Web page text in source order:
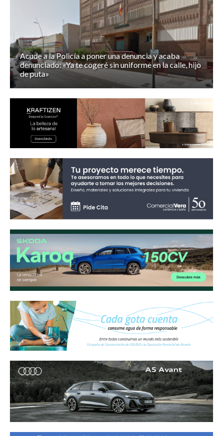
Acude a la Policía a poner una denuncia y acaba
denunciado: «Ya te cogeré sin uniforme en la calle, hijo
de puta»